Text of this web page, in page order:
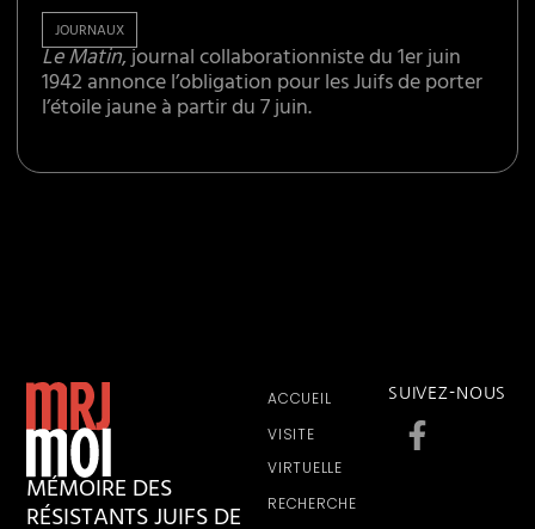
JOURNAUX
Le Matin, journal collaborationniste du 1er juin
1942 annonce l’obligation pour les Juifs de porter
l’étoile jaune à partir du 7 juin.
MÉMOIRE DES
ACCUEIL
VISITE
VIRTUELLE
RECHERCHE
SUIVEZ-NOUS